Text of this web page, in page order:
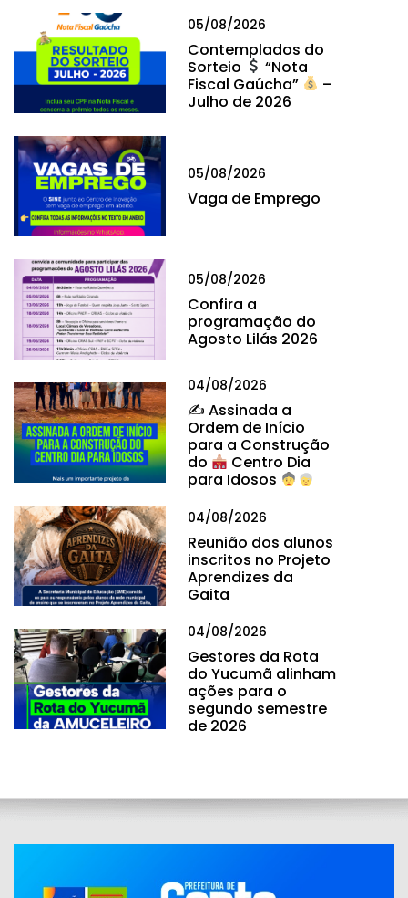
05/08/2026
Contemplados do
Sorteio
“Nota
Fiscal Gaúcha”
–
Julho de 2026
05/08/2026
Vaga de Emprego
05/08/2026
Confira a
programação do
Agosto Lilás 2026
04/08/2026
✍ Assinada a
Ordem de Início
para a Construção
do
Centro Dia
para Idosos
04/08/2026
Reunião dos alunos
inscritos no Projeto
Aprendizes da
Gaita
04/08/2026
Gestores da Rota
do Yucumã alinham
ações para o
segundo semestre
de 2026